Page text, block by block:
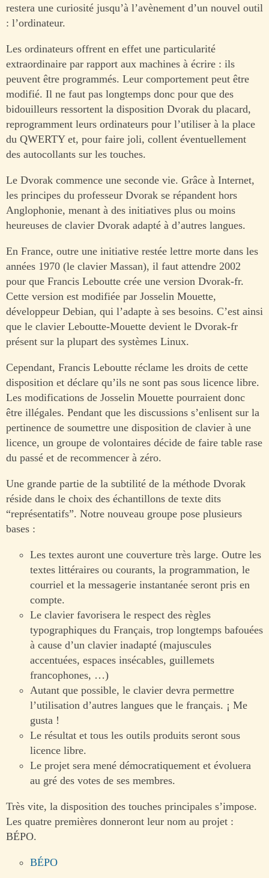
restera une curiosité jusqu’à l’avènement d’un nouvel outil
: l’ordinateur.
Les ordinateurs offrent en effet une particularité
extraordinaire par rapport aux machines à écrire : ils
peuvent être programmés. Leur comportement peut être
modifié. Il ne faut pas longtemps donc pour que des
bidouilleurs ressortent la disposition Dvorak du placard,
reprogramment leurs ordinateurs pour l’utiliser à la place
du QWERTY et, pour faire joli, collent éventuellement
des autocollants sur les touches.
Le Dvorak commence une seconde vie. Grâce à Internet,
les principes du professeur Dvorak se répandent hors
Anglophonie, menant à des initiatives plus ou moins
heureuses de clavier Dvorak adapté à d’autres langues.
En France, outre une initiative restée lettre morte dans les
années 1970 (le clavier Massan), il faut attendre 2002
pour que Francis Leboutte crée une version Dvorak-fr.
Cette version est modifiée par Josselin Mouette,
développeur Debian, qui l’adapte à ses besoins. C’est ainsi
que le clavier Leboutte-Mouette devient le Dvorak-fr
présent sur la plupart des systèmes Linux.
Cependant, Francis Leboutte réclame les droits de cette
disposition et déclare qu’ils ne sont pas sous licence libre.
Les modifications de Josselin Mouette pourraient donc
être illégales. Pendant que les discussions s’enlisent sur la
pertinence de soumettre une disposition de clavier à une
licence, un groupe de volontaires décide de faire table rase
du passé et de recommencer à zéro.
Une grande partie de la subtilité de la méthode Dvorak
réside dans le choix des échantillons de texte dits
“représentatifs”. Notre nouveau groupe pose plusieurs
bases :
Les textes auront une couverture très large. Outre les
textes littéraires ou courants, la programmation, le
courriel et la messagerie instantanée seront pris en
compte.
Le clavier favorisera le respect des règles
typographiques du Français, trop longtemps bafouées
à cause d’un clavier inadapté (majuscules
accentuées, espaces insécables, guillemets
francophones, …)
Autant que possible, le clavier devra permettre
l’utilisation d’autres langues que le français. ¡ Me
gusta !
Le résultat et tous les outils produits seront sous
licence libre.
Le projet sera mené démocratiquement et évoluera
au gré des votes de ses membres.
Très vite, la disposition des touches principales s’impose.
Les quatre premières donneront leur nom au projet :
BÉPO.
BÉPO